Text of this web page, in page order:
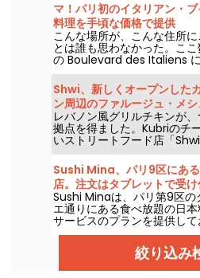
マ！パリ初のイタリアン・
料理を手頃な価格で提供
こんな場所が、こんな住所
とは誰も思わなかった。こ
の Boulevard des Italiens
ーは本格派の料理で、イタ
つつ、価格は適正に抑えて
Shwi、新しくオープンした
ン周辺のファルージュ・メ
ノン料理店
レバノン風グリルチキンが
拠点を得ました。Kubriのチ
いストリートフード店「
らパリ10区のカナル・サン
えます。私たちも実際に試
お伝えします。
Sushi Mina、パリ9区にあ
店。注文はタブレットで受け
Sushi Minaは、パリ第9区の
エ通りにある食べ放題の日
サービスのプランを提供し
の注文方式を採用していま
子、串焼き、そして注文に
を、昼と夜の時間帯で、火
供します。
絞り込み